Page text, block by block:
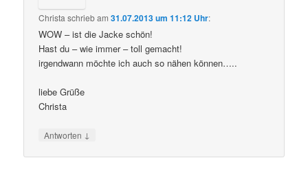
Christa schriebam31.07.2013 um 11:12 Uhr:
WOW – ist die Jacke schön!
Hast du – wie immer – toll gemacht!
irgendwann möchte ich auch so nähen können…..
liebe Grüße
Christa
Antworten ↓